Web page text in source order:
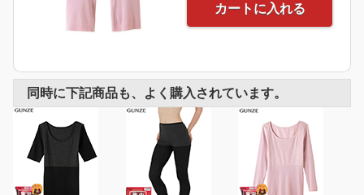
カートに入れる
同時に下記商品も、よく購入されています。